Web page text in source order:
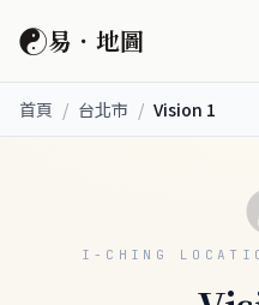
☯易．地圖
首頁 / 台北市 / Vision 1
I-CHING